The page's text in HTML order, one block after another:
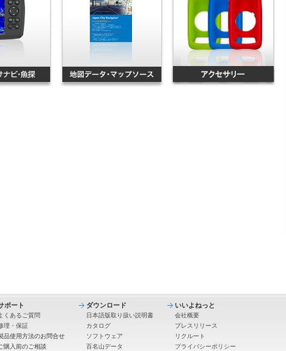
ポート
くあるご質問
理・保証
品使用方法のお問合せ
購入前のご相談
ダウンロード
日本語版取り扱い説明書
カタログ
ソフトウェア
百名山データ
いいよねっと
会社概要
プレスリリース
リクルート
プライバシーポリシー